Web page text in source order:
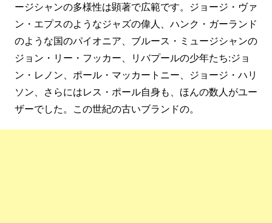
ージシャンの多様性は顕著で広範です。ジョージ・ヴァ
ン・エプスのようなジャズの偉人、ハンク・ガーランド
のような国のパイオニア、ブルース・ミュージシャンの
ジョン・リー・フッカー、リバプールの少年たち:ジョ
ン・レノン、ポール・マッカートニー、ジョージ・ハリ
ソン、さらにはレス・ポール自身も、ほんの数人がユー
ザーでした。この世紀の古いブランドの。